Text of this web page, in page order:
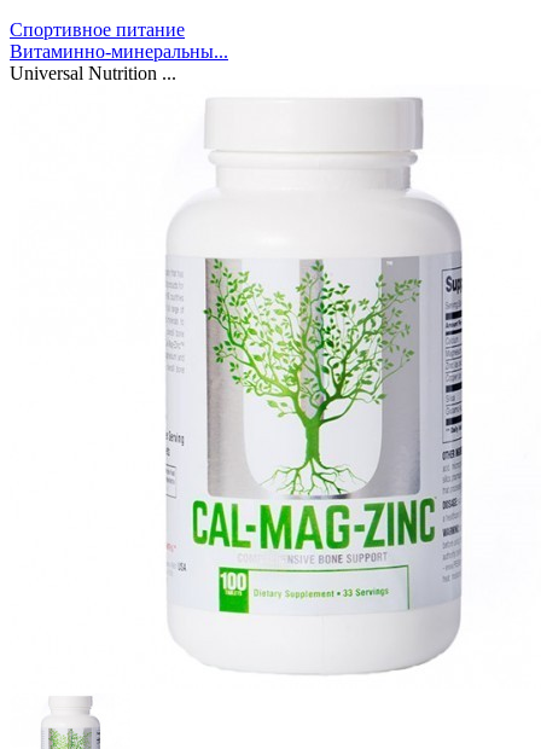
Спортивное питание
Витаминно-минеральны...
Universal Nutrition ...